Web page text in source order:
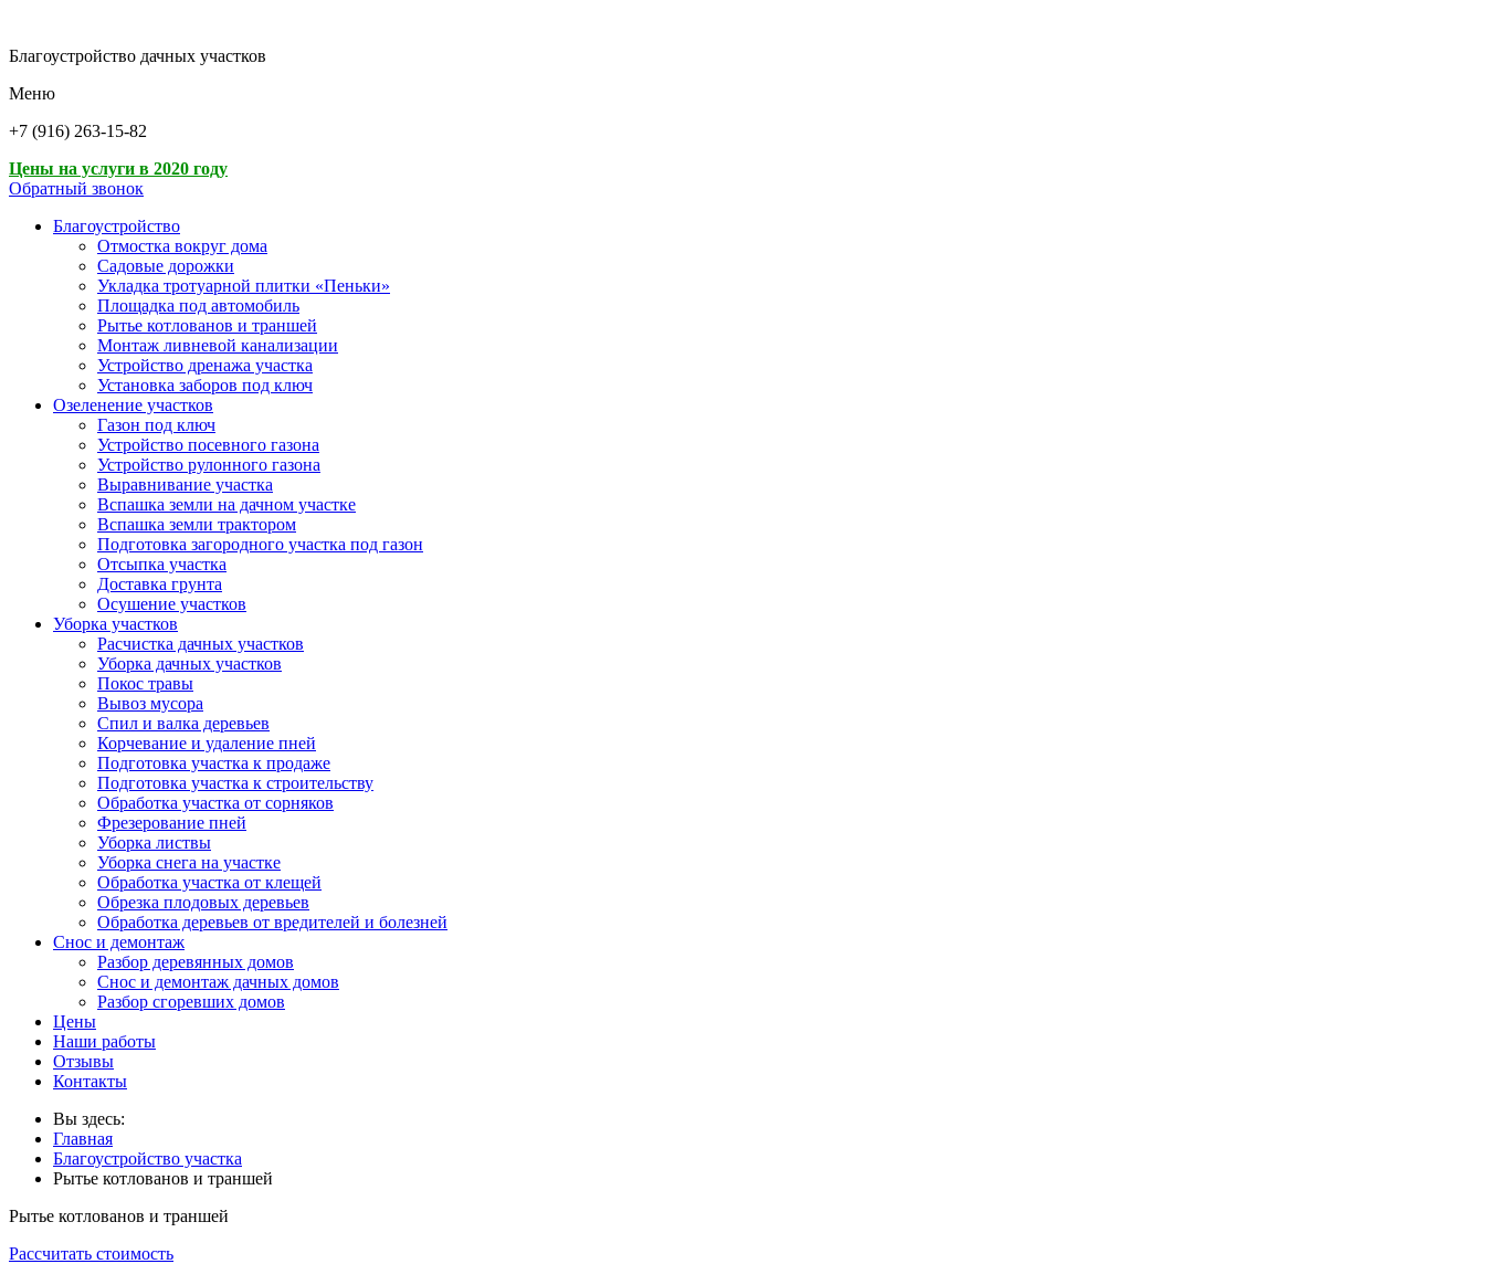
Благоустройство дачных участков
Меню
+7 (916) 263-15-82
Цены на услуги в 2020 году
Обратный звонок
Благоустройство
Отмостка вокруг дома
Садовые дорожки
Укладка тротуарной плитки «Пеньки»
Площадка под автомобиль
Рытье котлованов и траншей
Монтаж ливневой канализации
Устройство дренажа участка
Установка заборов под ключ
Озеленение участков
Газон под ключ
Устройство посевного газона
Устройство рулонного газона
Выравнивание участка
Вспашка земли на дачном участке
Вспашка земли трактором
Подготовка загородного участка под газон
Отсыпка участка
Доставка грунта
Осушение участков
Уборка участков
Расчистка дачных участков
Уборка дачных участков
Покос травы
Вывоз мусора
Спил и валка деревьев
Корчевание и удаление пней
Подготовка участка к продаже
Подготовка участка к строительству
Обработка участка от сорняков
Фрезерование пней
Уборка листвы
Уборка снега на участке
Обработка участка от клещей
Обрезка плодовых деревьев
Обработка деревьев от вредителей и болезней
Снос и демонтаж
Разбор деревянных домов
Снос и демонтаж дачных домов
Разбор сгоревших домов
Цены
Наши работы
Отзывы
Контакты
Вы здесь:
Главная
Благоустройство участка
Рытье котлованов и траншей
Рытье котлованов и траншей
Рассчитать стоимость